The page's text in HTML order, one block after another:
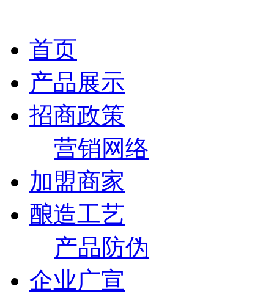
首页
产品展示
招商政策
营销网络
加盟商家
酿造工艺
产品防伪
企业广宣